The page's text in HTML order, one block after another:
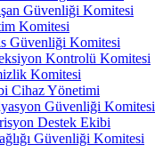
Güvenliği Komitesi
Komitesi
Güvenliği Komitesi
Kontrolü Komitesi
Komitesi
Cihaz Yönetimi
Güvenliği Komitesi
Destek Ekibi
Güvenliği Komitesi